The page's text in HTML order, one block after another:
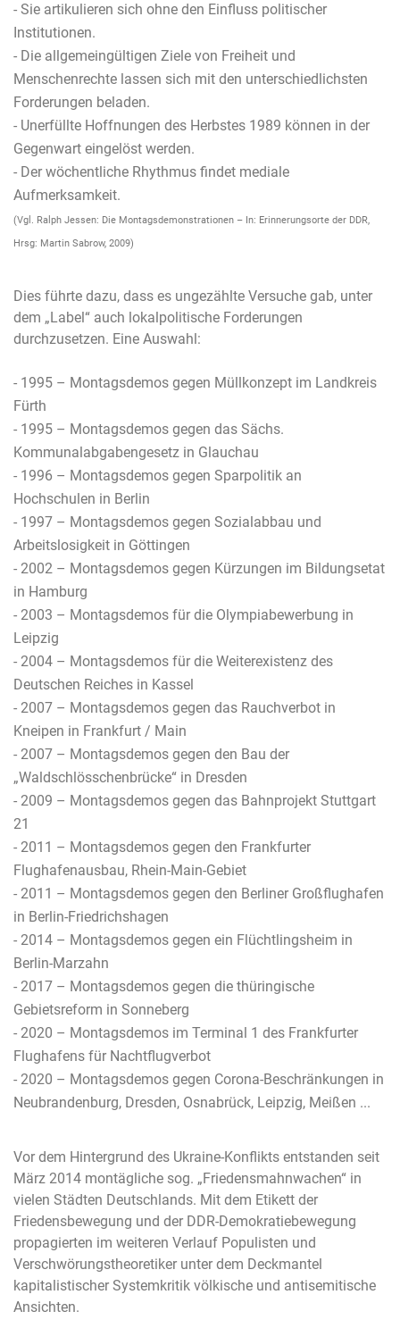
- Sie artikulieren sich ohne den Einfluss politischer
Institutionen.
- Die allgemeingültigen Ziele von Freiheit und
Menschenrechte lassen sich mit den unterschiedlichsten
Forderungen beladen.
- Unerfüllte Hoffnungen des Herbstes 1989 können in der
Gegenwart eingelöst werden.
- Der wöchentliche Rhythmus findet mediale
Aufmerksamkeit.
(Vgl. Ralph Jessen: Die Montagsdemonstrationen – In: Erinnerungsorte der DDR,
Hrsg: Martin Sabrow, 2009)
Dies führte dazu, dass es ungezählte Versuche gab, unter
dem „Label“ auch lokalpolitische Forderungen
durchzusetzen. Eine Auswahl:
- 1995 – Montagsdemos gegen Müllkonzept im Landkreis
Fürth
- 1995 – Montagsdemos gegen das Sächs.
Kommunalabgabengesetz in Glauchau
- 1996 – Montagsdemos gegen Sparpolitik an
Hochschulen in Berlin
- 1997 – Montagsdemos gegen Sozialabbau und
Arbeitslosigkeit in Göttingen
- 2002 – Montagsdemos gegen Kürzungen im Bildungsetat
in Hamburg
- 2003 – Montagsdemos für die Olympiabewerbung in
Leipzig
- 2004 – Montagsdemos für die Weiterexistenz des
Deutschen Reiches in Kassel
- 2007 – Montagsdemos gegen das Rauchverbot in
Kneipen in Frankfurt / Main
- 2007 – Montagsdemos gegen den Bau der
„Waldschlösschenbrücke“ in Dresden
- 2009 – Montagsdemos gegen das Bahnprojekt Stuttgart
21
- 2011 – Montagsdemos gegen den Frankfurter
Flughafenausbau, Rhein-Main-Gebiet
- 2011 – Montagsdemos gegen den Berliner Großflughafen
in Berlin-Friedrichshagen
- 2014 – Montagsdemos gegen ein Flüchtlingsheim in
Berlin-Marzahn
- 2017 – Montagsdemos gegen die thüringische
Gebietsreform in Sonneberg
- 2020 – Montagsdemos im Terminal 1 des Frankfurter
Flughafens für Nachtflugverbot
- 2020 – Montagsdemos gegen Corona-Beschränkungen in
Neubrandenburg, Dresden, Osnabrück, Leipzig, Meißen ...
Vor dem Hintergrund des Ukraine-Konflikts entstanden seit
März 2014 montägliche sog. „Friedensmahnwachen“ in
vielen Städten Deutschlands. Mit dem Etikett der
Friedensbewegung und der DDR-Demokratiebewegung
propagierten im weiteren Verlauf Populisten und
Verschwörungstheoretiker unter dem Deckmantel
kapitalistischer Systemkritik völkische und antisemitische
Ansichten.